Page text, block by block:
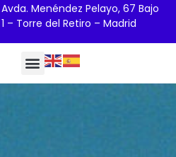
Avda. Menéndez Pelayo, 67 Bajo
1 – Torre del Retiro – Madrid